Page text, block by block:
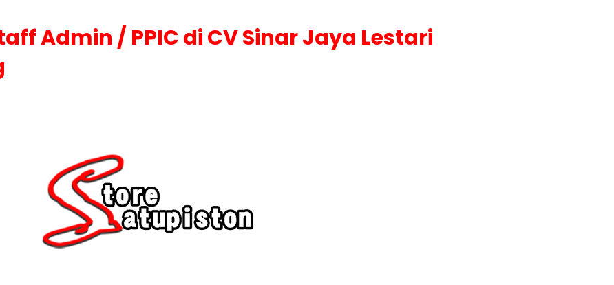
Admin / PPIC di CV Sinar Jaya Lestari